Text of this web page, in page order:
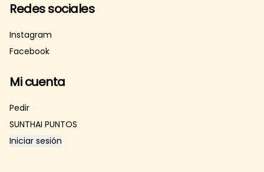
Redes sociales
Instagram
Facebook
Mi cuenta
Pedir
SUNTHAI PUNTOS
Iniciar sesión